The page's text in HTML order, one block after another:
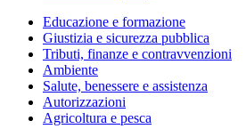
Educazione e formazione
Giustizia e sicurezza pubblica
Tributi, finanze e contravvenzioni
Ambiente
Salute, benessere e assistenza
Autorizzazioni
Agricoltura e pesca